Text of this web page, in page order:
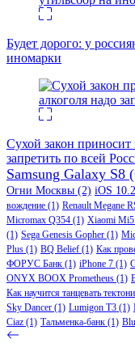
Будет дорого: у
иномарки
Сухой закон
запретить по всей
Samsung Galaxy S8
Огни Москвы (2) iOS 10.2
вождение (1) Renault Megane
Micromax Q354 (1) Xiaomi Mi5
(1) Sega Genesis Gopher (1)
Plus (1) BQ Belief (1) Как
ФОРУС Банк (1) iPhone 7 (1)
ONYX BOOX Prometheus (1)
Как научится танцевать
Sky Dancer (1) Lumigon T3 (1)
Ciaz (1) Тальменка-банк (1)